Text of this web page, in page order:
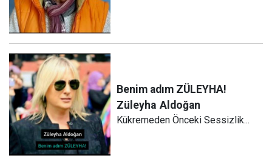
Benim adım ZÜLEYHA!
Züleyha Aldoğan
Kükremeden Önceki Sessizlik...